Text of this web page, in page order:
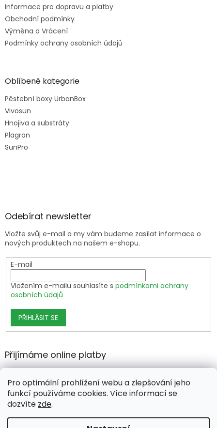
Pro optimální prohlížení webu a zlepšování jeho
funkcí používáme cookies. Více informací se
dozvíte zde.
Informace pro dopravu a platby
Obchodní podmínky
Výměna a Vrácení
Podmínky ochrany osobních údajů
Oblíbené kategorie
Pěstební boxy UrbanBox
Vivosun
Hnojiva a substráty
Plagron
SunPro
Odebírat newsletter
Vložte svůj e-mail a my vám budeme zasílat informace o
nových produktech na našem e-shopu.
E-mail
Vložením e-mailu souhlasíte s podmínkami ochrany
osobních údajů
PŘIHLÁSIT SE
Přijímáme online platby
Vytvořil Shoptet Premium